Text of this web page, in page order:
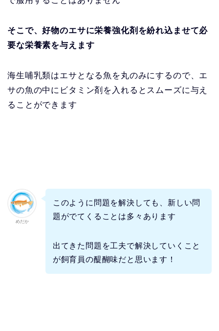
そこで、好物のエサに栄養強化剤を紛れ込ませて必
要な栄養素を与えます
海生哺乳類はエサとなる魚を丸のみにするので、エ
サの魚の中にビタミン剤を入れるとスムーズに与え
ることができます
めだか
このように問題を解決しても、新しい問
題がでてくることは多々あります
出てきた問題を工夫で解決していくこと
が飼育員の醍醐味だと思います！